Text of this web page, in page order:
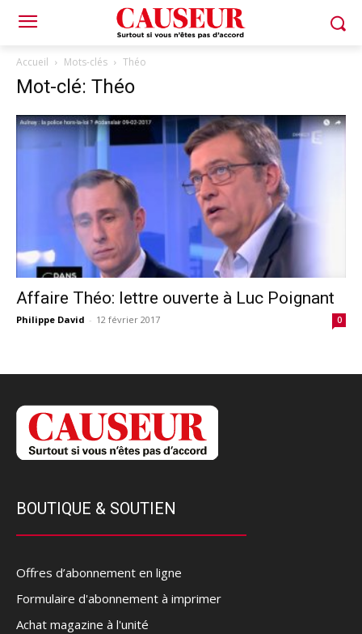
Accueil Mots-clés Théo
Mot-clé: Théo
Affaire Théo: lettre ouverte à Luc Poignant
Philippe David - 12 février 2017 0
BOUTIQUE & SOUTIEN
Offres d’abonnement en ligne
Formulaire d'abonnement à imprimer
Achat magazine à l'unité